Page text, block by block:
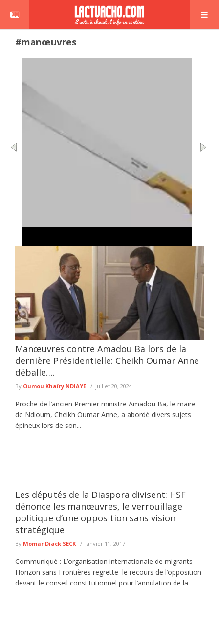
#manœuvres
de police contre des présumés cambrioleurs a
la nuit du 4 au 5 août au quartier ...
lire plus
présumé
Le
deux personnes
d’une ...
Manœuvres contre Amadou Ba lors de la
dernière Présidentielle: Cheikh Oumar Anne
déballe….
By Oumou Khaïry NDIAYE juillet 20, 2024
Proche de l’ancien Premier ministre Amadou Ba, le maire
de Ndioum, Cheikh Oumar Anne, a abordé divers sujets
épineux lors de son...
Les députés de la Diaspora divisent: HSF
dénonce les manœuvres, le verrouillage
politique d’une opposition sans vision
stratégique
By Momar Diack SECK janvier 11, 2017
Communiqué : L’organisation internationale de migrants
Horizon sans Frontières regrette le recours de l’opposition
devant le conseil constitutionnel pour l’annulation de la...